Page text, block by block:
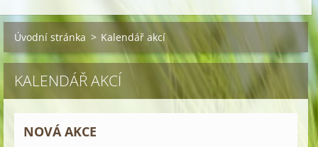
Úvodní stránka > Kalendář akcí
KALENDÁŘ AKCÍ
NOVÁ AKCE